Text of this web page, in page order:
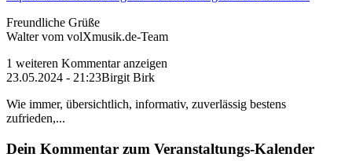
Freundliche Grüße
Walter vom volXmusik.de-Team
1 weiteren Kommentar anzeigen
23.05.2024 - 21:23Birgit Birk
Wie immer, übersichtlich, informativ, zuverlässig bestens
zufrieden,...
Dein Kommentar zum Veranstaltungs-Kalender